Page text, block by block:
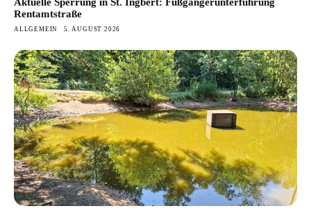
Aktuelle Sperrung in St. Ingbert: Fußgängerunterführung
Rentamtstraße
ALLGEMEIN 5. AUGUST 2026